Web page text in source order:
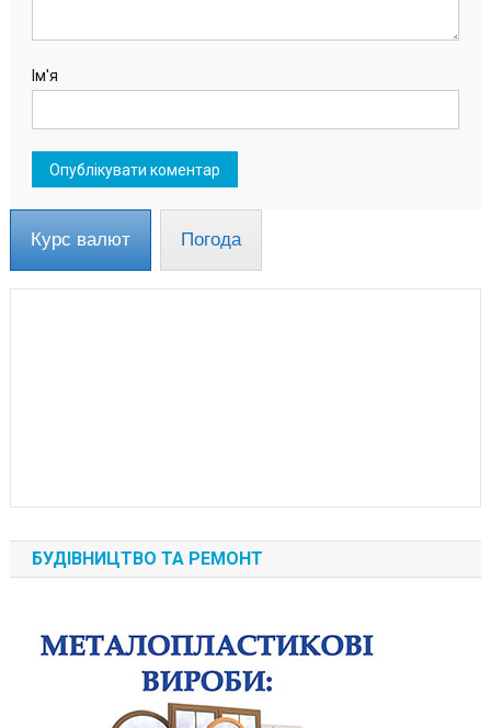
Ім'я
Курс валют Погода
БУДІВНИЦТВО ТА РЕМОНТ